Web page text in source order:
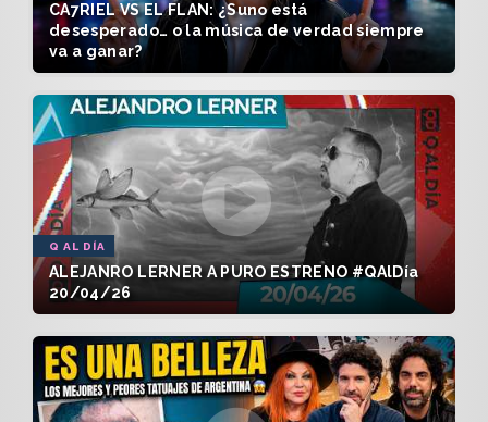
CA7RIEL VS EL FLAN: ¿Suno está
desesperado… o la música de verdad siempre
va a ganar?
Q AL DÍA
ALEJANRO LERNER A PURO ESTRENO #QAlDía
20/04/26